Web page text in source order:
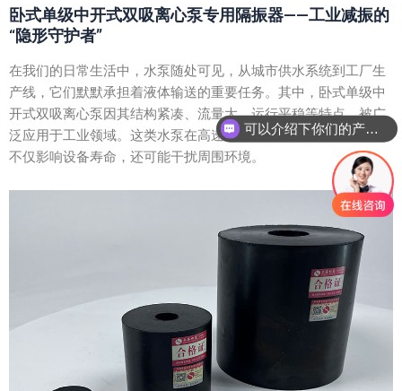
卧式单级中开式双吸离心泵专用隔振器——工业减振的
“隐形守护者”
在我们的日常生活中，水泵随处可见，从城市供水系统到工厂生
产线，它们默默承担着液体输送的重要任务。其中，卧式单级中
开式双吸离心泵因其结构紧凑、流量大、运行平稳等特点，被广
泛应用于工业领域。这类水泵在高速运转时会产生振动和噪音，
不仅影响设备寿命，还可能干扰周围环境。
可以介绍下你们的产品么？